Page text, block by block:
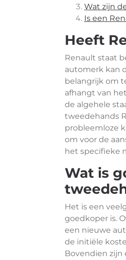
Wat zijn
Is een
Heeft
Renault staat
automerk kan
belangrijk om
afhangt van
de algehele
tweedehands
probleemloze
om voor de
het specifieke
Wat is
Het is een
goedkoper is.
een nieuwe
de initiële
Bovendien zijn